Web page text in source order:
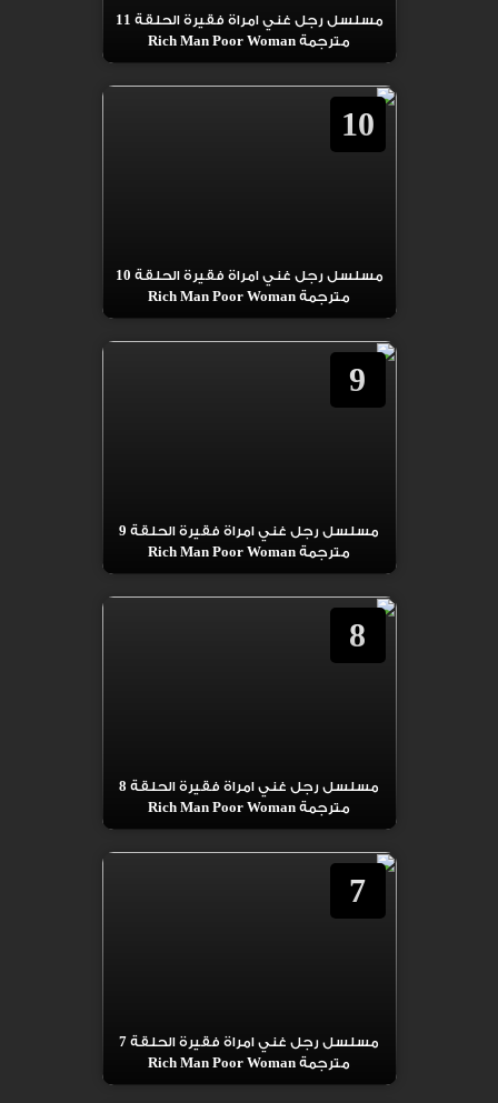
مسلسل رجل غني امراة فقيرة الحلقة 11
مترجمة Rich Man Poor Woman
10
مسلسل رجل غني امراة فقيرة الحلقة 10
مترجمة Rich Man Poor Woman
9
مسلسل رجل غني امراة فقيرة الحلقة 9
مترجمة Rich Man Poor Woman
8
مسلسل رجل غني امراة فقيرة الحلقة 8
مترجمة Rich Man Poor Woman
7
مسلسل رجل غني امراة فقيرة الحلقة 7
مترجمة Rich Man Poor Woman